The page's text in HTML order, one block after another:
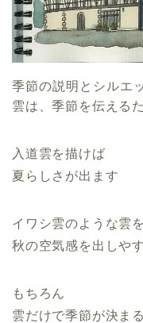
季節の説明とシルエ
雲は、季節を伝える
入道雲を描けば
夏らしさが出ます
イワシ雲のような雲
秋の空気感を出しや
もちろん
雲だけで季節が決ま